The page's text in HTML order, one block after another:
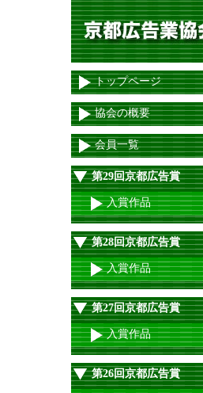
トップページ
協会の概要
会員一覧
第29回京都広告賞
入賞作品
第28回京都広告賞
入賞作品
第27回京都広告賞
入賞作品
第26回京都広告賞